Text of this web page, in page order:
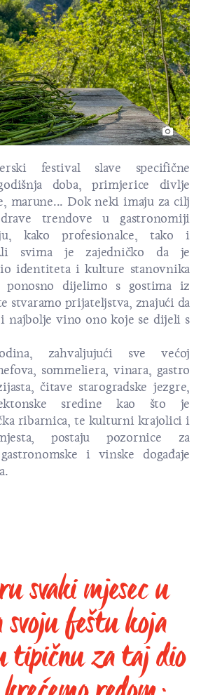
festival slave specifične
doba, primjerice divlje
marune... Dok neki imaju za cilj
trendove u gastronomiji
kako profesionalce, tako i
svima je zajedničko da je
identiteta i kulture stanovnika
ponosno dijelimo s gostima iz
stvaramo prijateljstva, znajući da
najbolje vino ono koje se dijeli s
zahvaljujući sve većoj
sommeliera, vinara, gastro
čitave starogradske jezgre,
sredine kao što je
ribarnica, te kulturni krajolici i
postaju pozornice za
i vinske događaje
svaki mjesec u
feštu koja
tipičnu za taj dio